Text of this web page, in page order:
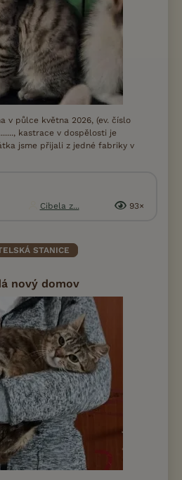
v půlce května 2026, (ev. číslo
kastrace v dospělosti je
jsme přijali z jedné fabriky v
Cibela z... 93×
STANICE
nový domov